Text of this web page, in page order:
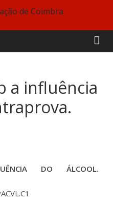
a influência
DO ÁLCOOL.